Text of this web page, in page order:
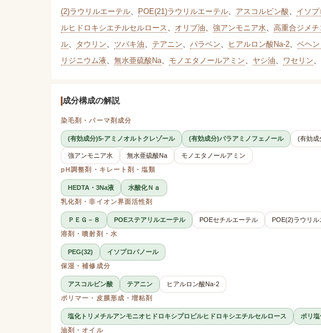
(2)ラウリルエーテル、 POE(21)ラウリルエーテル、 アスコルビン酸、 イソ
ルヒドロキシエチルセルロース、 オリブ油、 強アンモニア水、 高重合ジメチ
ル、 タウリン、 ツバキ油、 テアニン、 パラベン、 ヒアルロン酸Na-2、 ベヘ
リジニウム液、 無水亜硫酸Na、 モノエタノールアミン、 ヤシ油、 ワセリン、
成分構成の解説
染毛剤・パーマ剤成分
(有効成分)5-アミノオルトクレゾール (有効成分)パラアミノフェノール (有効成
強アンモニア水 無水亜硫酸Na
モノエタノールアミン
pH調整剤・キレート剤・塩類
HEDTA・3Na液
水酸化Ｎａ
乳化剤・非イオン界面活性剤
ＰＥＧ－８ POEステアリルエーテル POEセチルエーテル POE(2)ラウリル
溶剤・噴射剤・水
PEG(32)
イソプロパノール
保湿・補修成分
アスコルビン酸 テアニン
ヒアルロン酸Na-2
ポリマー・皮膜形成・増粘剤
塩化トリメチルアンモニオヒドロキシプロピルヒドロキシエチルセルロース
ポリ
油剤・オイル